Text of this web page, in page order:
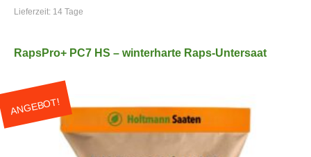
Lieferzeit: 14 Tage
RapsPro+ PC7 HS – winterharte Raps-Untersaat
ANGEBOT!